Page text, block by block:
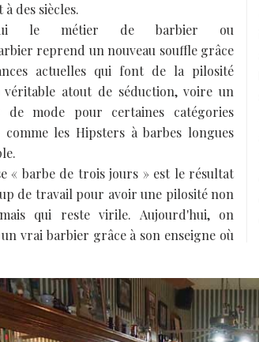
des siècles.
le métier de barbier ou
reprend un nouveau souffle grâce
actuelles qui font de la pilosité
véritable atout de séduction, voire un
de mode pour certaines catégories
comme les Hipsters à barbes longues
« barbe de trois jours » est le résultat
de travail pour avoir une pilosité non
qui reste virile. Aujourd'hui, on
vrai barbier grâce à son enseigne où